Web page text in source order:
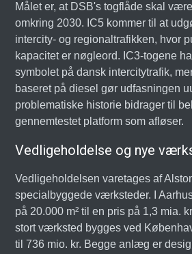
Målet er, at DSB's togflåde skal
omkring 2030. IC5 kommer til at
intercity- og regionaltrafikken, hvor
kapacitet er nøgleord. IC3-togene
symbolet på dansk intercitytrafik,
baseret på diesel gør udfasningen
problematiske historie bidrager til
gennemtestet platform som afløser.
Vedligeholdelse og nye
Vedligeholdelsen varetages af
specialbyggede værksteder. I
på 20.000 m² til en pris på 1,3 mia.
stort værksted bygges ved
til 736 mio. kr. Begge anlæg er